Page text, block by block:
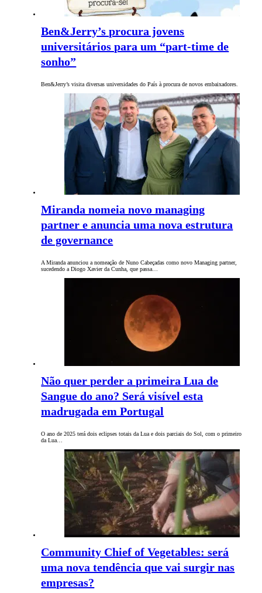
Ben&Jerry’s procura jovens
universitários para um “part-time de
sonho”
Ben&Jerry’s visita diversas universidades do País à procura de novos embaixadores.
Miranda nomeia novo managing
partner e anuncia uma nova estrutura
de governance
A Miranda anunciou a nomeação de Nuno Cabeçadas como novo Managing partner,
sucedendo a Diogo Xavier da Cunha, que passa…
Não quer perder a primeira Lua de
Sangue do ano? Será visível esta
madrugada em Portugal
O ano de 2025 terá dois eclipses totais da Lua e dois parciais do Sol, com o primeiro
da Lua…
Community Chief of Vegetables: será
uma nova tendência que vai surgir nas
empresas?